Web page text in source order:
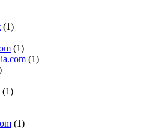
(1)
(1)
(1)
(1)
(1)